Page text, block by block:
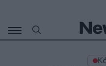
περιεχόμενο